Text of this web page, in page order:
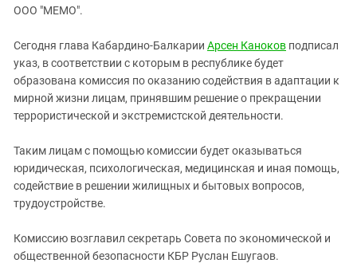
ИНАКОМЫСЛИЕ В ЧЕЧНЕ
ПРЕСЛЕДОВАНИЕ АКТИВИСТОВ
МОБИЛИЗАЦИЯ И ПРОТЕСТЫ
Дагестан
Кабардино-Балкария
Калмыкия
Карачаево-Черкесия
Российская Федерация
Ростовская область
Северная Осетия - Алания
СКФО
ООО "МЕМО".
Сегодня глава Кабардино-Балкарии Арсен Каноков подписал
указ, в соответствии с которым в республике будет
образована комиссия по оказанию содействия в адаптации к
мирной жизни лицам, принявшим решение о прекращении
террористической и экстремистской деятельности.
Таким лицам с помощью комиссии будет оказываться
юридическая, психологическая, медицинская и иная помощь,
содействие в решении жилищных и бытовых вопросов,
трудоустройстве.
Комиссию возглавил секретарь Совета по экономической и
общественной безопасности КБР Руслан Ешугаов.